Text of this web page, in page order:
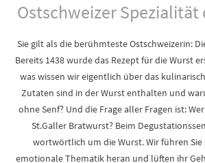
Ostschweizer Spezialität
Sie gilt als die berühmteste Ostschweizerin:
Bereits 1438 wurde das Rezept für die Wurst
was wissen wir eigentlich über das
Zutaten sind in der Wurst enthalten und
ohne Senf? Und die Frage aller Fragen ist:
St.Galler Bratwurst? Beim
wortwörtlich um die Wurst. Wir führen Sie
emotionale Thematik heran und lüften ihr